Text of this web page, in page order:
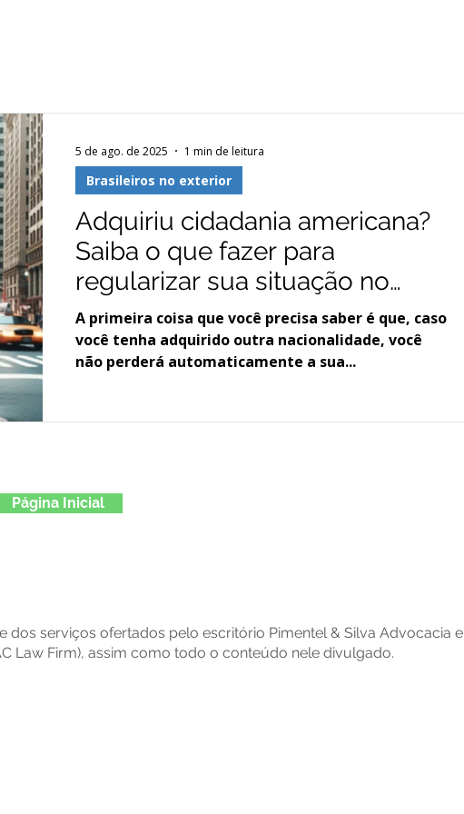
Adquiriu cidadania americana?
Saiba o que fazer para
regularizar sua situação no
Brasil
A primeira coisa que você precisa saber é que, caso
você tenha adquirido outra nacionalidade, você
não perderá automaticamente a sua...
Brasileiros no exterior
5 de ago. de 2025 1 min de leitura
Página Inicial
dos serviços ofertados pelo escritório Pimentel & Silva Advocacia e
Law Firm), assim como todo o conteúdo nele divulgado.